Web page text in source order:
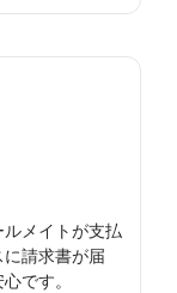
メイトが支払
請求書が届
です。